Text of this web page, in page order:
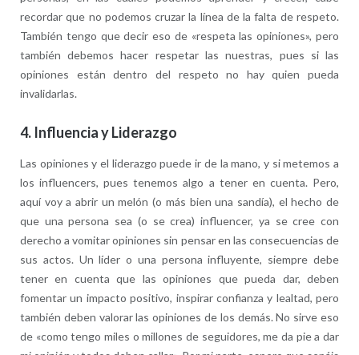
recordar que no podemos cruzar la línea de la falta de respeto.
También tengo que decir eso de «respeta las opiniones», pero
también debemos hacer respetar las nuestras, pues si las
opiniones están dentro del respeto no hay quien pueda
invalidarlas.
4. Influencia y Liderazgo
Las opiniones y el liderazgo puede ir de la mano, y si metemos a
los influencers, pues tenemos algo a tener en cuenta. Pero,
aquí voy a abrir un melón (o más bien una sandía), el hecho de
que una persona sea (o se crea) influencer, ya se cree con
derecho a vomitar opiniones sin pensar en las consecuencias de
sus actos. Un líder o una persona influyente, siempre debe
tener en cuenta que las opiniones que pueda dar, deben
fomentar un impacto positivo, inspirar confianza y lealtad, pero
también deben valorar las opiniones de los demás. No sirve eso
de «como tengo miles o millones de seguidores, me da pie a dar